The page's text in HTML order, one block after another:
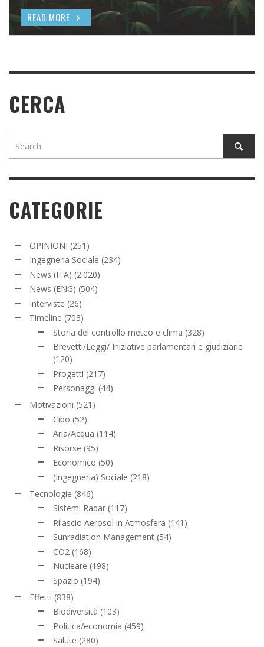
READ MORE
READ MORE
CERCA
CATEGORIE
OPINIONI (251)
Ingegneria Sociale (234)
News (ITA) (2.020)
News (ENG) (504)
Interviste (26)
Timeline (703)
Storia del controllo meteo e clima (328)
Brevetti/Leggi/ Iniziative parlamentari e giudiziarie
(120)
Progetti (217)
Personaggi (44)
Motivazioni (521)
Cibo (52)
Aria/Acqua (114)
Risorse (95)
Economico (50)
(Ingegneria) Sociale (218)
Tecnologie (846)
Sistemi Radar (117)
Rilascio Aerosol in Atmosfera (141)
Sunradiation Management (54)
CO2 (168)
Nucleare (198)
Spazio (194)
Effetti (838)
Biodiversità (103)
Politica/economia (459)
Salute (280)